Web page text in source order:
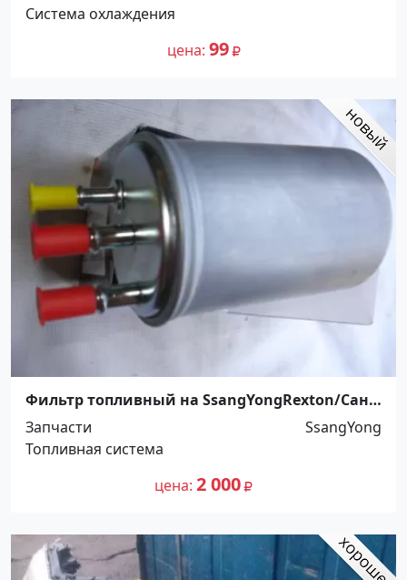
Система охлаждения
цена 99
Фильтр топливный на SsangYongRexton/Санг
Енг Рэкстон Краснодар
Запчасти
SsangYong
Топливная система
цена 2 000